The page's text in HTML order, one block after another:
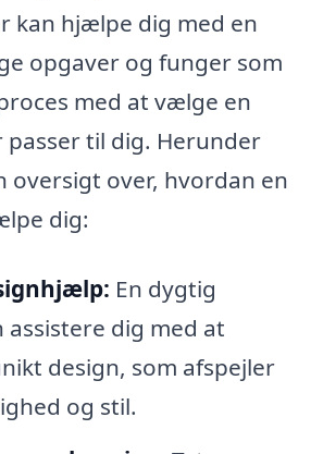
kan hjælpe dig med en
opgaver og funger som
med at vælge en
til dig. Herunder
oversigt over, hvordan en
dig:
En dygtig
dig med at
design, som afspejler
og stil.